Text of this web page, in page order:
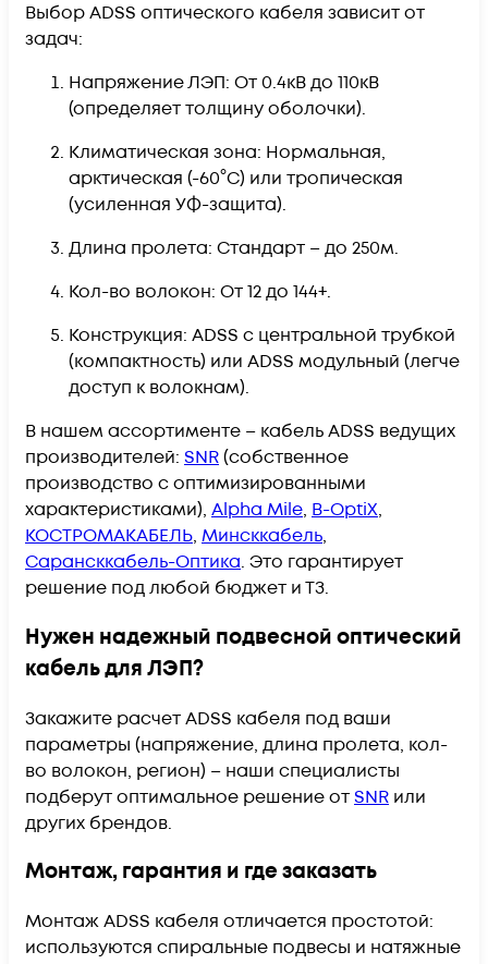
Выбор ADSS оптического кабеля зависит от
задач:
Напряжение ЛЭП: От 0.4кВ до 110кВ
(определяет толщину оболочки).
Климатическая зона: Нормальная,
арктическая (-60°C) или тропическая
(усиленная УФ-защита).
Длина пролета: Стандарт – до 250м.
Кол-во волокон: От 12 до 144+.
Конструкция: ADSS с центральной трубкой
(компактность) или ADSS модульный (легче
доступ к волокнам).
В нашем ассортименте – кабель ADSS ведущих
производителей: SNR(собственное
производство с оптимизированными
характеристиками), Alpha Mile, B-OptiX,
КОСТРОМАКАБЕЛЬ, Минсккабель,
Сарансккабель-Оптика. Это гарантирует
решение под любой бюджет и ТЗ.
Нужен надежный подвесной оптический
кабель для ЛЭП?
Закажите расчет ADSS кабеля под ваши
параметры (напряжение, длина пролета, кол-
во волокон, регион) – наши специалисты
подберут оптимальное решение отSNR или
других брендов.
Монтаж, гарантия и где заказать
Монтаж ADSS кабеля отличается простотой:
используются спиральные подвесы и натяжные